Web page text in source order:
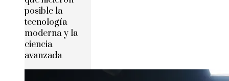
posible la
tecnología
moderna y la
ciencia
avanzada